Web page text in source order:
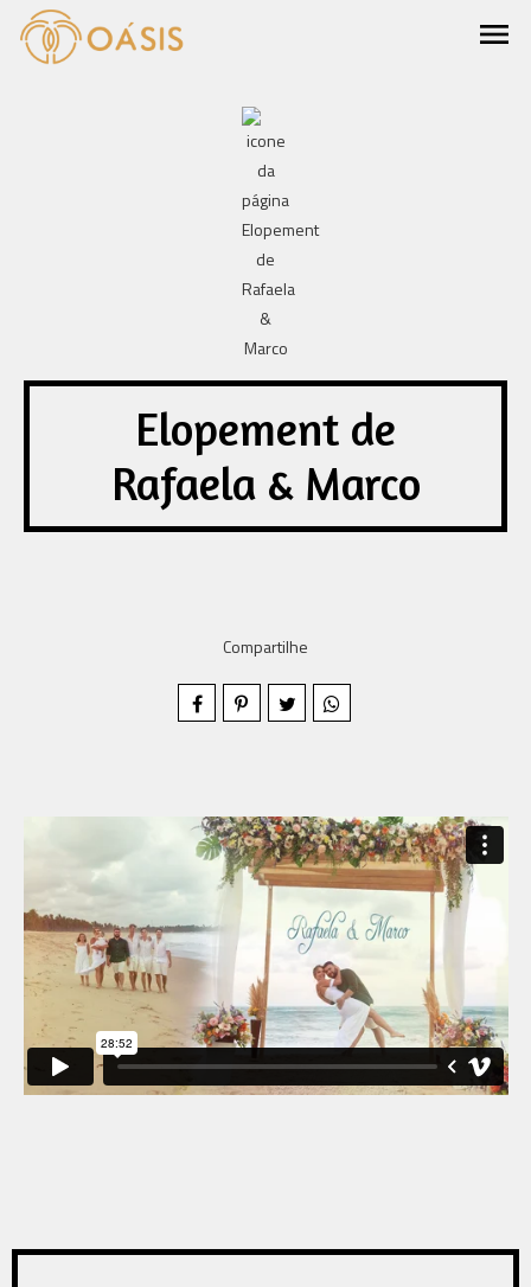
menu
Elopement de
Rafaela & Marco
Compartilhe